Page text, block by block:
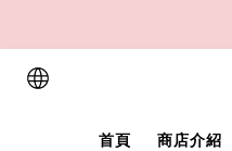
首頁
商店介紹